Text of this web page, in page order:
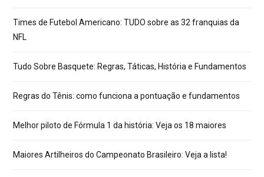
Times de Futebol Americano: TUDO sobre as 32 franquias da
NFL
Tudo Sobre Basquete: Regras, Táticas, História e Fundamentos
Regras do Tênis: como funciona a pontuação e fundamentos
Melhor piloto de Fórmula 1 da história: Veja os 18 maiores
Maiores Artilheiros do Campeonato Brasileiro: Veja a lista!